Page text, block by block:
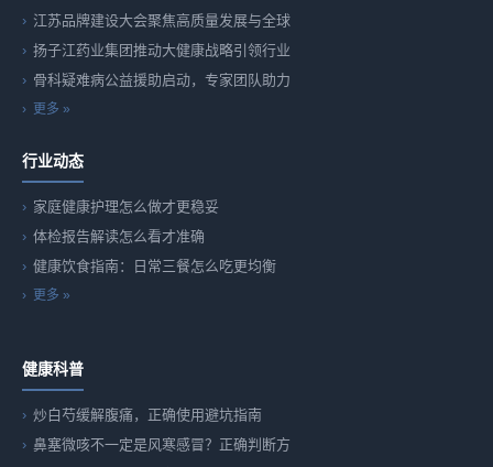
江苏品牌建设大会聚焦高质量发展与全球
扬子江药业集团推动大健康战略引领行业
骨科疑难病公益援助启动，专家团队助力
更多 »
行业动态
家庭健康护理怎么做才更稳妥
体检报告解读怎么看才准确
健康饮食指南：日常三餐怎么吃更均衡
更多 »
健康科普
炒白芍缓解腹痛，正确使用避坑指南
鼻塞微咳不一定是风寒感冒？正确判断方